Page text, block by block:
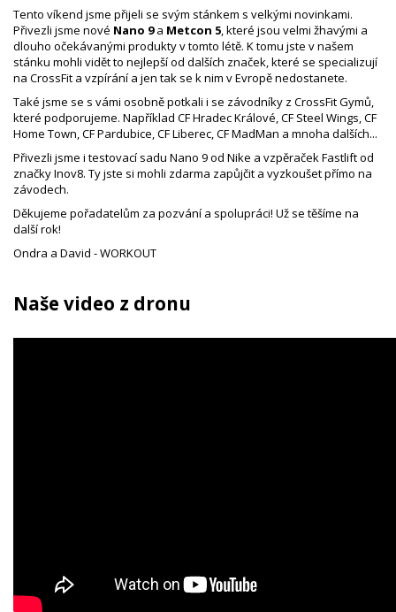
Tento víkend jsme přijeli se svým stánkem s velkými novinkami.
Přivezli jsme nové Nano 9a Metcon 5, které jsou velmi žhavými a
dlouho očekávanými produkty v tomto létě. K tomu jste v našem
stánku mohli vidět to nejlepší od dalších značek, které se specializují
na CrossFit a vzpírání a jen tak se k nim v Evropě nedostanete.
Také jsme se s vámi osobně potkali i se závodníky z CrossFit Gymů,
které podporujeme. Například CF Hradec Králové, CF Steel Wings, CF
Home Town, CF Pardubice, CF Liberec, CF MadMan a mnoha dalších...
Přivezli jsme i testovací sadu Nano 9 od Nike a vzpěraček Fastlift od
značky Inov8. Ty jste si mohli zdarma zapůjčit a vyzkoušet přímo na
závodech.
Děkujeme pořadatelům za pozvání a spolupráci! Už se těšíme na
další rok!
Ondra a David - WORKOUT
Naše video z dronu